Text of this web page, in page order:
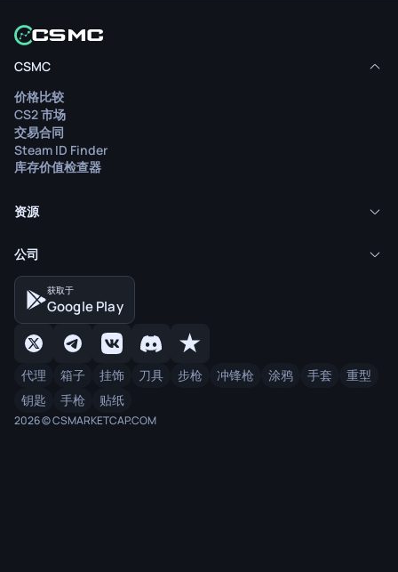
CSMC
价格比较
CS2 市场
交易合同
Steam ID Finder
库存价值检查器
资源
公司
获取于
Google Play
代理 箱子 挂饰 刀具 步枪 冲锋枪 涂鸦 手套
重型
钥匙
手枪 贴纸
2026 © CSMARKETCAP.COM